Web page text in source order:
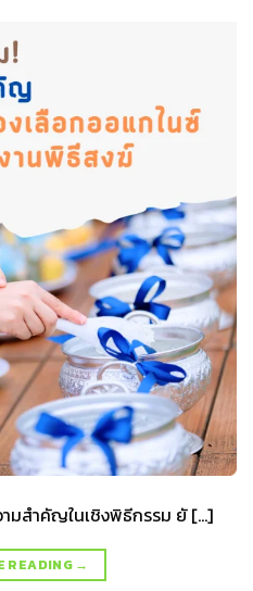
มสำคัญในเชิงพิธีกรรม ยั […]
READING →